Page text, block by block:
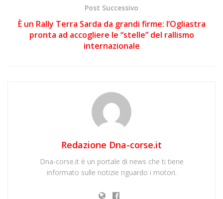
Post Successivo
È un Rally Terra Sarda da grandi firme: l’Ogliastra
pronta ad accogliere le “stelle” del rallismo
internazionale
Redazione Dna-corse.it
Dna-corse.it è un portale di news che ti tiene
informato sulle notizie riguardo i motori.